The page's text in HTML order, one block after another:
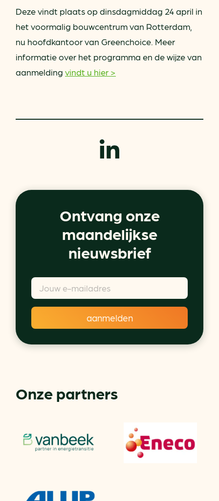
Deze vindt plaats op dinsdagmiddag 24 april in
het voormalig bouwcentrum van Rotterdam,
nu hoofdkantoor van Greenchoice. Meer
informatie over het programma en de wijze van
aanmelding vindt u hier >
Ontvang onze
maandelijkse
nieuwsbrief
Onze partners